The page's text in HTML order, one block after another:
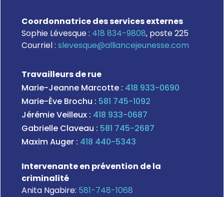
Coordonnatrice des services externes
Sophie Lévesque : 418 834-9808, poste 225
Courriel : slevesque@alliancejeunesse.com
Travailleurs de rue
Marie-Jeanne Marcotte : 418 933-0690
Marie-Ève Brochu : 581 745-1092
Jérémie Veilleux : 418 933-0687
Gabrielle Claveau : 581 745-2687
Maxim Auger : 418 440-5343
Intervenante en prévention de la
criminalité
Anita Ngabire: 581-748-1068